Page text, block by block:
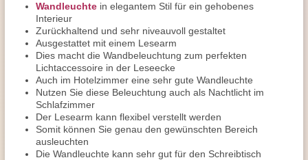
Wandleuchte in elegantem Stil für ein gehobenes
Interieur
Zurückhaltend und sehr niveauvoll gestaltet
Ausgestattet mit einem Lesearm
Dies macht die Wandbeleuchtung zum perfekten
Lichtaccessoire in der Leseecke
Auch im Hotelzimmer eine sehr gute Wandleuchte
Nutzen Sie diese Beleuchtung auch als Nachtlicht im
Schlafzimmer
Der Lesearm kann flexibel verstellt werden
Somit können Sie genau den gewünschten Bereich
ausleuchten
Die Wandleuchte kann sehr gut für den Schreibtisch